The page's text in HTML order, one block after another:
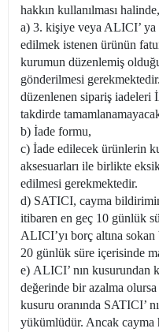
hakkın kullanılması halinde,
a) 3. kişiye veya ALICI’ ya
edilmek istenen ürünün
kurumun düzenlemiş
gönderilmesi
düzenlenen sipariş
takdirde
b) İade formu,
c) İade edilecek ürünlerin
aksesuarları ile birlikte
edilmesi gerekmektedir.
d) SATICI, cayma
itibaren en geç 10 günlük
ALICI’yı borç altına
20 günlük süre içerisinde
e) ALICI’ nın kusurundan
değerinde bir azalma
kusuru oranında SATICI’
yükümlüdür. Ancak cayma